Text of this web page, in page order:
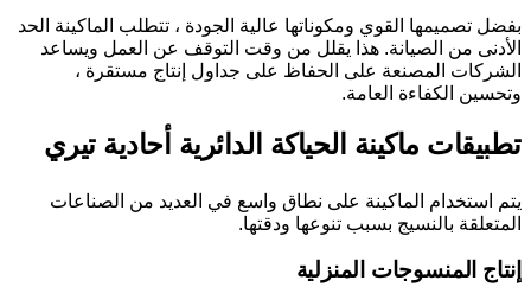
بفضل تصميمها القوي ومكوناتها عالية الجودة ، تتطلب الماكينة الحد
الأدنى من الصيانة. هذا يقلل من وقت التوقف عن العمل ويساعد
الشركات المصنعة على الحفاظ على جداول إنتاج مستقرة ،
وتحسين الكفاءة العامة.
تطبيقات ماكينة الحياكة الدائرية أحادية تيري
يتم استخدام الماكينة على نطاق واسع في العديد من الصناعات
المتعلقة بالنسيج بسبب تنوعها ودقتها.
إنتاج المنسوجات المنزلية